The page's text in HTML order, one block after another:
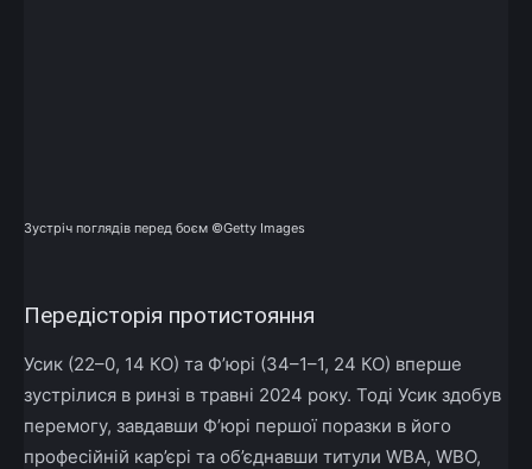
Зустріч поглядів перед боєм ©Getty Images
Передісторія протистояння
Усик (22–0, 14 КО) та Ф’юрі (34–1–1, 24 КО) вперше
зустрілися в ринзі в травні 2024 року. Тоді Усик здобув
перемогу, завдавши Ф’юрі першої поразки в його
професійній кар’єрі та об’єднавши титули WBA, WBO,